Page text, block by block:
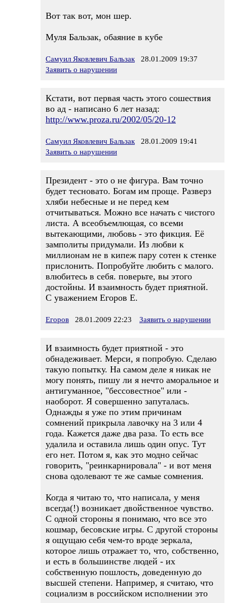
Вот так вот, мон шер.
Муля Бальзак, обаяние в кубе
Самуил Яковлевич Бальзак 28.01.2009 19:37
Заявить о нарушении
Кстати, вот первая часть этого сошествия
во ад - написано 6 лет назад:
http://www.proza.ru/2002/05/20-12
Самуил Яковлевич Бальзак 28.01.2009 19:41
Заявить о нарушении
Президент - это о не фигура. Вам точно
будет тесновато. Богам им проще. Разверз
хляби небесные и не перед кем
отчитываться. Можно все начать с чистого
листа. А всеобъемлющая, со всеми
вытекающими, любовь - это фикция. Её
замполиты придумали. Из любви к
миллионам не в кипеж пару сотен к стенке
прислонить. Попробуйте любить с малого.
влюбитесь в себя. поверьте, вы этого
достойны. И взаимность будет приятной.
С уважением Егоров Е.
Егоров 28.01.2009 22:23 Заявить о нарушении
И взаимность будет приятной - это
обнадеживает. Мерси, я попробую. Сделаю
такую попытку. На самом деле я никак не
могу понять, пишу ли я нечто аморальное и
антигуманное, "бессовестное" или -
наоборот. Я совершенно запуталась.
Однажды я уже по этим причинам
сомнений прикрыла лавочку на 3 или 4
года. Кажется даже два раза. То есть все
удалила и оставила лишь один опус. Тут
его нет. Потом я, как это модно сейчас
говорить, "реинкарнировала" - и вот меня
снова одолевают те же самые сомнения.
Когда я читаю то, что написала, у меня
всегда(!) возникает двойственное чувство.
С одной стороны я понимаю, что все это
кошмар, бесовские игры. С другой стороны
я ощущаю себя чем-то вроде зеркала,
которое лишь отражает то, что, собственно,
и есть в большинстве людей - их
собственную пошлость, доведенную до
высшей степени. Например, я считаю, что
социализм в российском исполнении это